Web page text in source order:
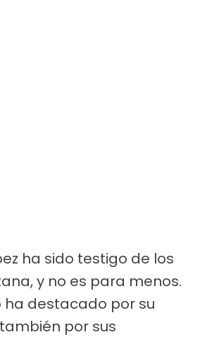
ha sido testigo de los
y no es para menos.
ha destacado por su
por sus